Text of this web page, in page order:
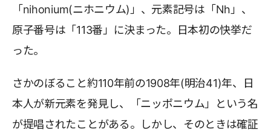
「nihonium(ニホニウム)」、元素記号は「Nh」、
原子番号は「113番」に決まった。日本初の快挙だ
った。
さかのぼること約110年前の1908年(明治41)年、日
本人が新元素を発見し、「ニッポニウム」という名
が提唱されたことがある。しかし、そのときは確証